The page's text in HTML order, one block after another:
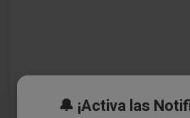
🔔 ¡Activa las